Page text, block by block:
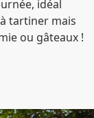
idéal
tartiner mais
ou gâteaux !